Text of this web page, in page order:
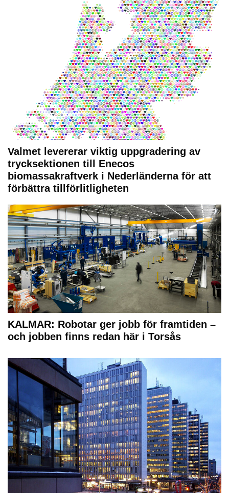
Valmet levererar viktig uppgradering av
trycksektionen till Enecos
biomassakraftverk i Nederländerna för att
förbättra tillförlitligheten
KALMAR: Robotar ger jobb för framtiden –
och jobben finns redan här i Torsås